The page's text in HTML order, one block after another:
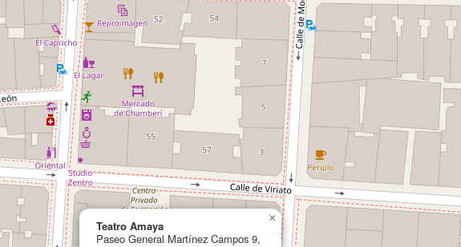
Teatro Amaya
Paseo General Martínez Campos 9,
×